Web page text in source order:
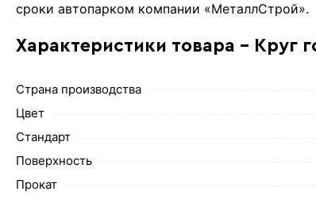
сроки автопарком компании «МеталлСтрой».
Характеристики товара - Круг
Страна производства
Цвет
Стандарт
Поверхность
Прокат